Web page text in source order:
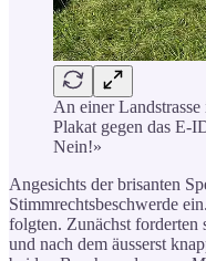
An einer
Plakat gegen das E-
Nein!»
Angesichts der brisanten
Stimmrechtsbeschwerde
folgten. Zunächst forderten
und nach dem äusserst